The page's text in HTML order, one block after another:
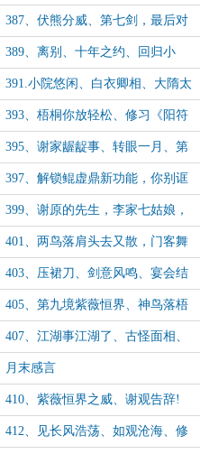
谢观！
387、伏熊分威、第七剑，最后对
决！
389、离别、十年之约、回归小
院、新年平安！
391.小院悠闲、白衣卿相、大隋太
子的邀约！
393、梧桐你放轻松、修习《阳符
经》
395、谢家龌龊事、转眼一月、第
八剑
397、解锁鲲虚鼎新功能，你别诓
骗为父!
399、谢原的先生，李家七姑娘，
三国太子!
401、两鸟落肩头去又散，门客舞
剑有意在!
403、压裙刀、剑意风鸣、宴会结
束!
405、第九境紫薇恒界、神鸟落梧
桐!
407、江湖事江湖了、古怪面相、
邀请上船!
月末感言
410、紫薇恒界之威、谢观告辞!
412、见长风浩荡、如观沧海、修